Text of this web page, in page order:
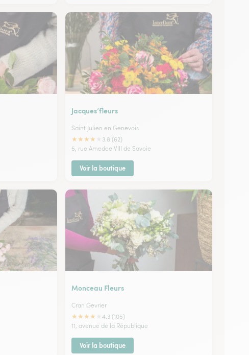
Jacques’fleurs
Saint Julien en Genevois
★★★★
3.8 (62)
5, rue Amedee VIII de Savoie
Voir la boutique
Monceau Fleurs
Cran Gevrier
★★★★
4.3 (105)
11, avenue de la République
Voir la boutique